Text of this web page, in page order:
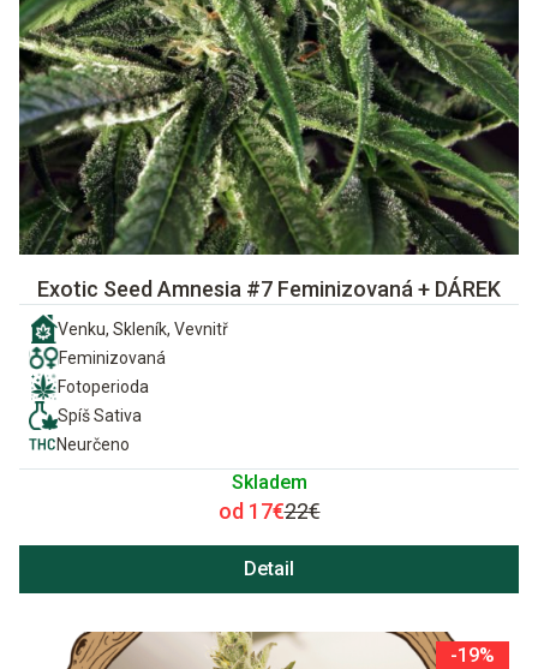
Exotic Seed Amnesia #7 Feminizovaná + DÁREK
Venku, Skleník, Vevnitř
Feminizovaná
Fotoperioda
Spíš Sativa
Neurčeno
Skladem
od 17€22€
Detail
-19%